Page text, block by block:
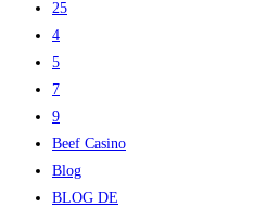
25
4
5
7
9
Beef Casino
Blog
BLOG DE